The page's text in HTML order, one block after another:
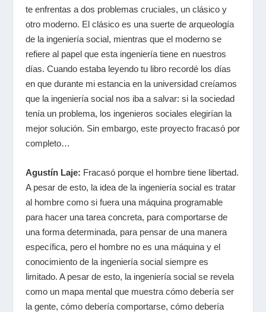
te enfrentas a dos problemas cruciales, un clásico y
otro moderno. El clásico es una suerte de arqueología
de la ingeniería social, mientras que el moderno se
refiere al papel que esta ingeniería tiene en nuestros
días. Cuando estaba leyendo tu libro recordé los días
en que durante mi estancia en la universidad creíamos
que la ingeniería social nos iba a salvar: si la sociedad
tenía un problema, los ingenieros sociales elegirían la
mejor solución. Sin embargo, este proyecto fracasó por
completo…
Agustín Laje: Fracasó porque el hombre tiene libertad.
A pesar de esto, la idea de la ingeniería social es tratar
al hombre como si fuera una máquina programable
para hacer una tarea concreta, para comportarse de
una forma determinada, para pensar de una manera
específica, pero el hombre no es una máquina y el
conocimiento de la ingeniería social siempre es
limitado. A pesar de esto, la ingeniería social se revela
como un mapa mental que muestra cómo debería ser
la gente, cómo debería comportarse, cómo debería